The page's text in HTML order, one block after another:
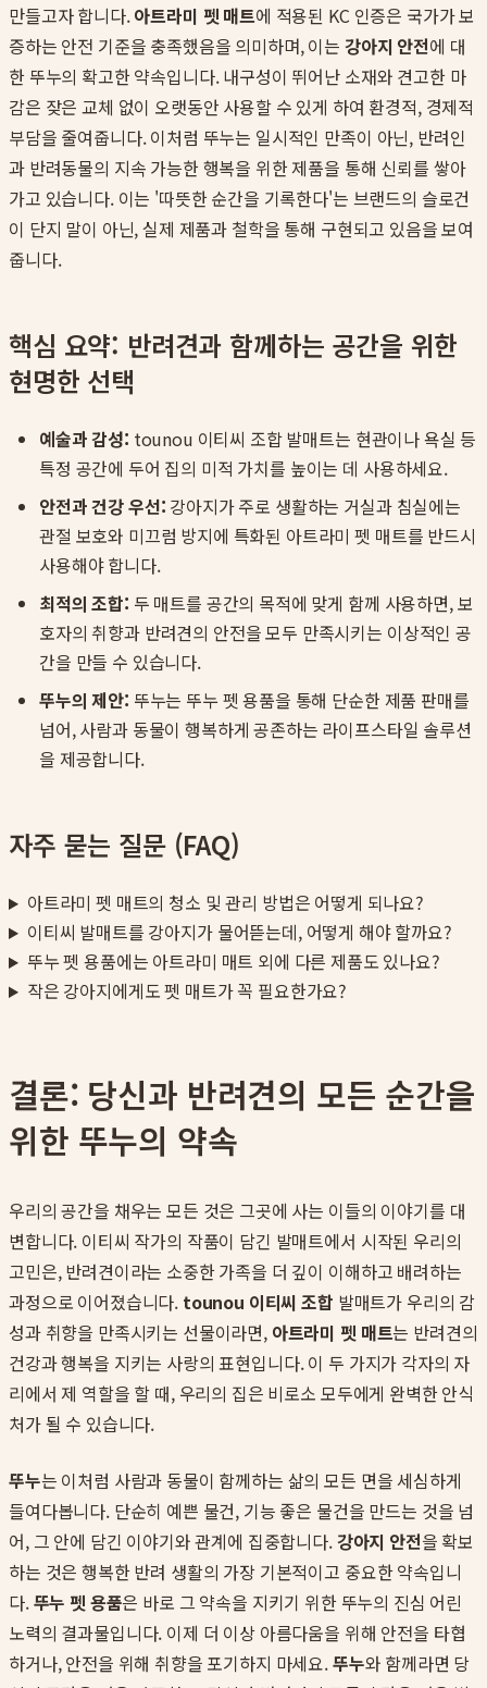
만들고자 합니다.아트라미 펫 매트에 적용된 KC 인증은 국가가 보
증하는 안전 기준을 충족했음을 의미하며, 이는 강아지 안전에 대
한 뚜누의 확고한 약속입니다. 내구성이 뛰어난 소재와 견고한 마
감은 잦은 교체 없이 오랫동안 사용할 수 있게 하여 환경적, 경제적
부담을 줄여줍니다. 이처럼 뚜누는 일시적인 만족이 아닌, 반려인
과 반려동물의 지속 가능한 행복을 위한 제품을 통해 신뢰를 쌓아
가고 있습니다. 이는 '따뜻한 순간을 기록한다'는 브랜드의 슬로건
이 단지 말이 아닌, 실제 제품과 철학을 통해 구현되고 있음을 보여
줍니다.
핵심 요약: 반려견과 함께하는 공간을 위한
현명한 선택
예술과 감성: tounou 이티씨 조합 발매트는 현관이나 욕실 등
특정 공간에 두어 집의 미적 가치를 높이는 데 사용하세요.
안전과 건강 우선: 강아지가 주로 생활하는 거실과 침실에는
관절 보호와 미끄럼 방지에 특화된 아트라미 펫 매트를 반드시
사용해야 합니다.
최적의 조합: 두 매트를 공간의 목적에 맞게 함께 사용하면, 보
호자의 취향과 반려견의 안전을 모두 만족시키는 이상적인 공
간을 만들 수 있습니다.
뚜누의 제안: 뚜누는 뚜누 펫 용품을 통해 단순한 제품 판매를
넘어, 사람과 동물이 행복하게 공존하는 라이프스타일 솔루션
을 제공합니다.
자주 묻는 질문 (FAQ)
아트라미 펫 매트의 청소 및 관리 방법은 어떻게 되나요?
이티씨 발매트를 강아지가 물어뜯는데, 어떻게 해야 할까요?
뚜누 펫 용품에는 아트라미 매트 외에 다른 제품도 있나요?
작은 강아지에게도 펫 매트가 꼭 필요한가요?
결론: 당신과 반려견의 모든 순간을
위한 뚜누의 약속
우리의 공간을 채우는 모든 것은 그곳에 사는 이들의 이야기를 대
변합니다. 이티씨 작가의 작품이 담긴 발매트에서 시작된 우리의
고민은, 반려견이라는 소중한 가족을 더 깊이 이해하고 배려하는
과정으로 이어졌습니다. tounou 이티씨 조합 발매트가 우리의 감
성과 취향을 만족시키는 선물이라면, 아트라미 펫 매트는 반려견의
건강과 행복을 지키는 사랑의 표현입니다. 이 두 가지가 각자의 자
리에서 제 역할을 할 때, 우리의 집은 비로소 모두에게 완벽한 안식
처가 될 수 있습니다.
뚜누는 이처럼 사람과 동물이 함께하는 삶의 모든 면을 세심하게
들여다봅니다. 단순히 예쁜 물건, 기능 좋은 물건을 만드는 것을 넘
어, 그 안에 담긴 이야기와 관계에 집중합니다. 강아지 안전을 확보
하는 것은 행복한 반려 생활의 가장 기본적이고 중요한 약속입니
다.뚜누 펫 용품은 바로 그 약속을 지키기 위한 뚜누의 진심 어린
노력의 결과물입니다. 이제 더 이상 아름다움을 위해 안전을 타협
하거나, 안전을 위해 취향을 포기하지 마세요.뚜누와 함께라면 당